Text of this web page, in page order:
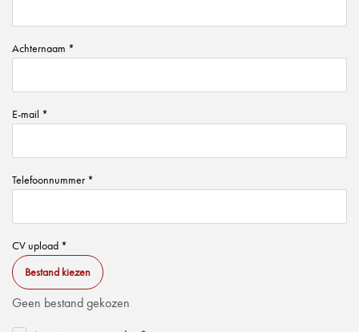
Achternaam *
E-mail *
Telefoonnummer *
CV upload *
Bestand kiezen
Geen bestand gekozen